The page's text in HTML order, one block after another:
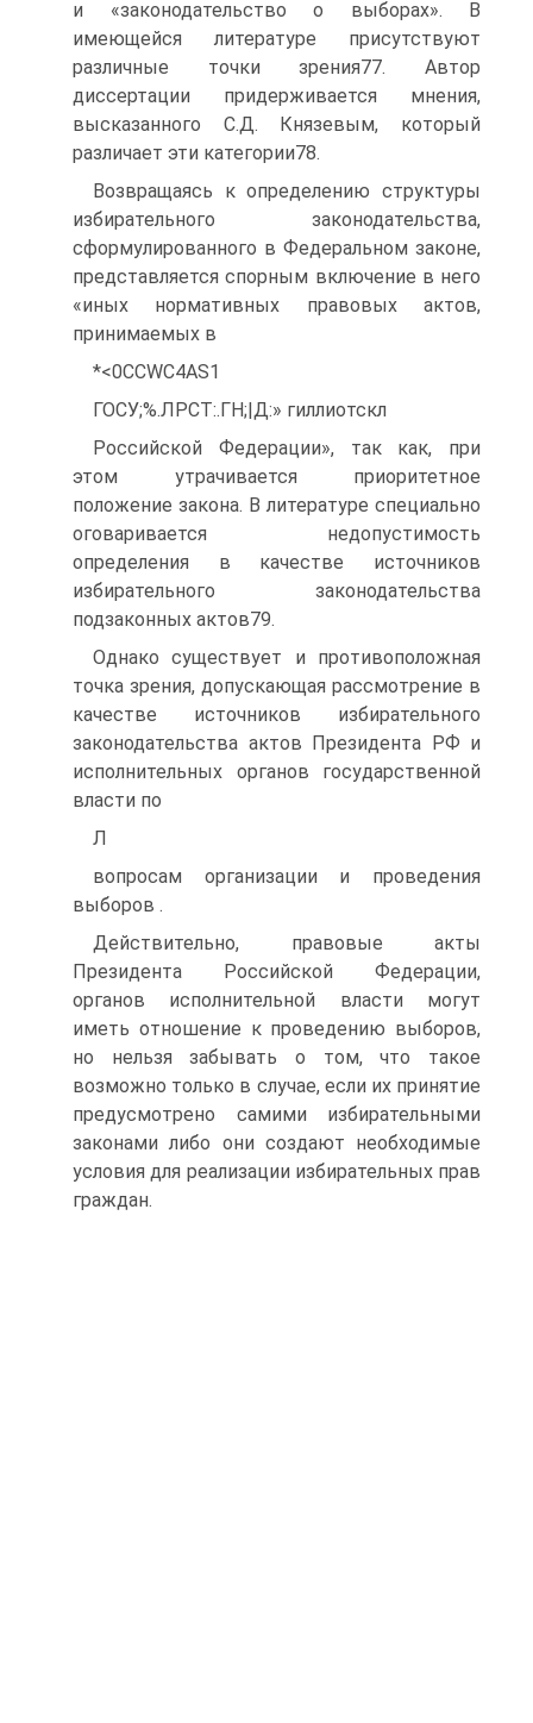
и «законодательство о выборах». В
имеющейся литературе присутствуют
различные точки зрения77. Автор
диссертации придерживается мнения,
высказанного С.Д. Князевым, который
различает эти категории78.
Возвращаясь к определению структуры
избирательного законодательства,
сформулированного в Федеральном законе,
представляется спорным включение в него
«иных нормативных правовых актов,
принимаемых в
*<0CCWC4AS1
ГОСУ;%.ЛРСТ:.ГН;|Д:» гиллиотскл
Российской Федерации», так как, при
этом утрачивается приоритетное
положение закона. В литературе специально
оговаривается недопустимость
определения в качестве источников
избирательного законодательства
подзаконных актов79.
Однако существует и противоположная
точка зрения, допускающая рассмотрение в
качестве источников избирательного
законодательства актов Президента РФ и
исполнительных органов государственной
власти по
Л
вопросам организации и проведения
выборов .
Действительно, правовые акты
Президента Российской Федерации,
органов исполнительной власти могут
иметь отношение к проведению выборов,
но нельзя забывать о том, что такое
возможно только в случае, если их принятие
предусмотрено самими избирательными
законами либо они создают необходимые
условия для реализации избирательных прав
граждан.